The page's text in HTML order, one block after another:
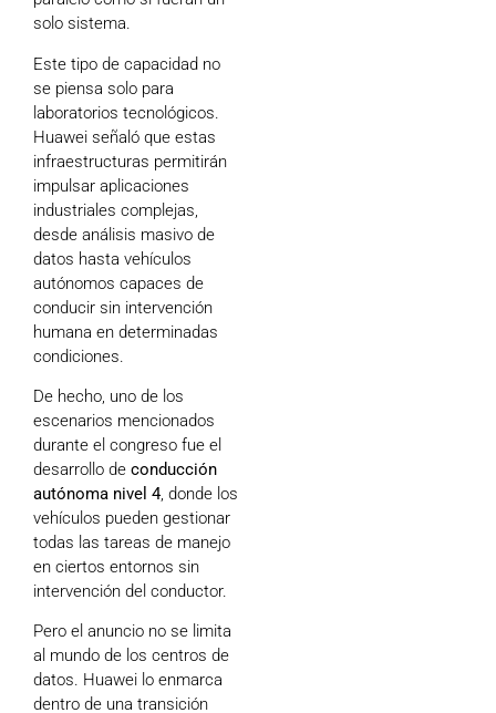
solo sistema.
Este tipo de capacidad no
se piensa solo para
laboratorios tecnológicos.
Huawei señaló que estas
infraestructuras permitirán
impulsar aplicaciones
industriales complejas,
desde análisis masivo de
datos hasta vehículos
autónomos capaces de
conducir sin intervención
humana en determinadas
condiciones.
De hecho, uno de los
escenarios mencionados
durante el congreso fue el
desarrollo de conducción
autónoma nivel 4, donde los
vehículos pueden gestionar
todas las tareas de manejo
en ciertos entornos sin
intervención del conductor.
Pero el anuncio no se limita
al mundo de los centros de
datos. Huawei lo enmarca
dentro de una transición